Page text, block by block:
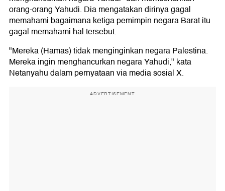
orang-orang Yahudi. Dia mengatakan dirinya gagal
memahami bagaimana ketiga pemimpin negara Barat itu
gagal memahami hal tersebut.
"Mereka (Hamas) tidak menginginkan negara Palestina.
Mereka ingin menghancurkan negara Yahudi," kata
Netanyahu dalam pernyataan via media sosial X.
ADVERTISEMENT